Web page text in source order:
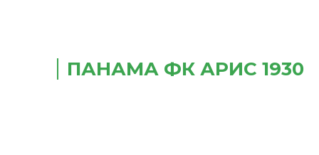
ПАНАМА ФК АРИС 1930